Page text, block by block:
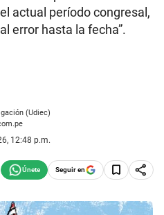
actual período congresal,
error hasta la fecha”.
(Udiec)
12:48 p.m.
Seguir en